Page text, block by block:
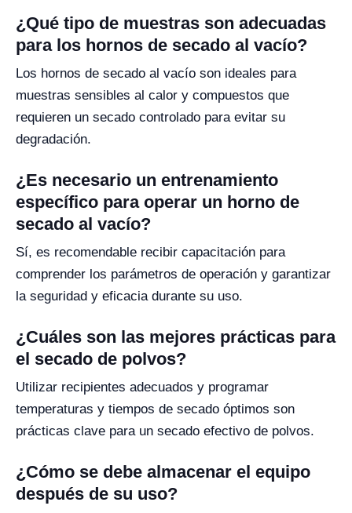
¿Qué tipo de muestras son adecuadas
para los hornos de secado al vacío?
Los hornos de secado al vacío son ideales para
muestras sensibles al calor y compuestos que
requieren un secado controlado para evitar su
degradación.
¿Es necesario un entrenamiento
específico para operar un horno de
secado al vacío?
Sí, es recomendable recibir capacitación para
comprender los parámetros de operación y garantizar
la seguridad y eficacia durante su uso.
¿Cuáles son las mejores prácticas para
el secado de polvos?
Utilizar recipientes adecuados y programar
temperaturas y tiempos de secado óptimos son
prácticas clave para un secado efectivo de polvos.
¿Cómo se debe almacenar el equipo
después de su uso?